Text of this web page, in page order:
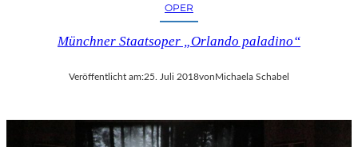
OPER
Münchner Staatsoper „Orlando paladino“
Veröffentlicht am:25. Juli 2018vonMichaela Schabel